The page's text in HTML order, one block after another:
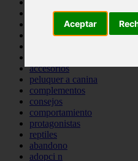
Aceptar
bienestar
peque os mam feros
verano
accesorios
peluquer a canina
complementos
consejos
comportamiento
protagonistas
reptiles
abandono
adopci n